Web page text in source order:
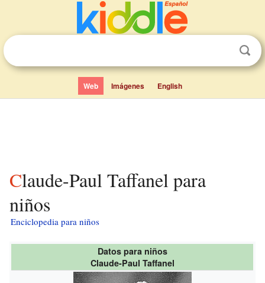
Web Imágenes English
Claude-Paul Taffanel para
niños
Enciclopedia para niños
Datos para niños
Claude-Paul Taffanel